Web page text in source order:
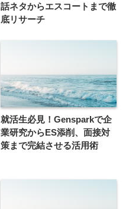
話ネタからエスコートまで徹
底リサーチ
就活生必見！Gensparkで企
業研究からES添削、面接対
策まで完結させる活用術